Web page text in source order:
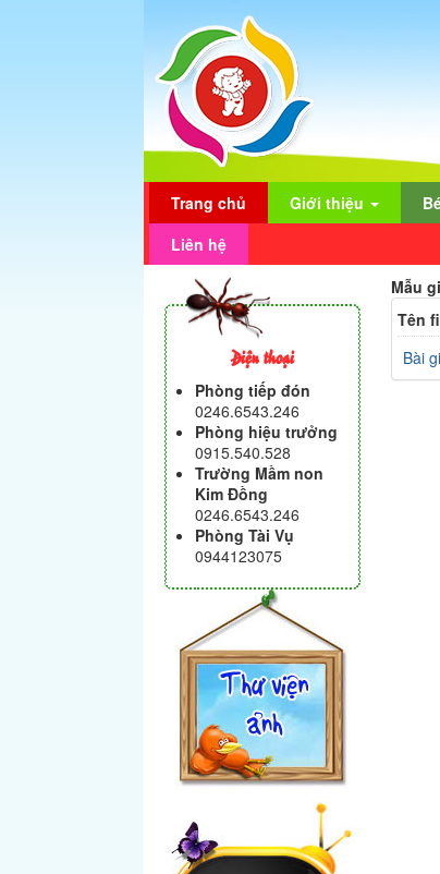
Trang chủ Giới thiệu
Liên hệ
Mẫu
Tên
Bài
Điện thoại
Phòng tiếp đón
0246.6543.246
Phòng hiệu trưởng
0915.540.528
Trường Mầm non
Kim Đồng
0246.6543.246
Phòng Tài Vụ
0944123075